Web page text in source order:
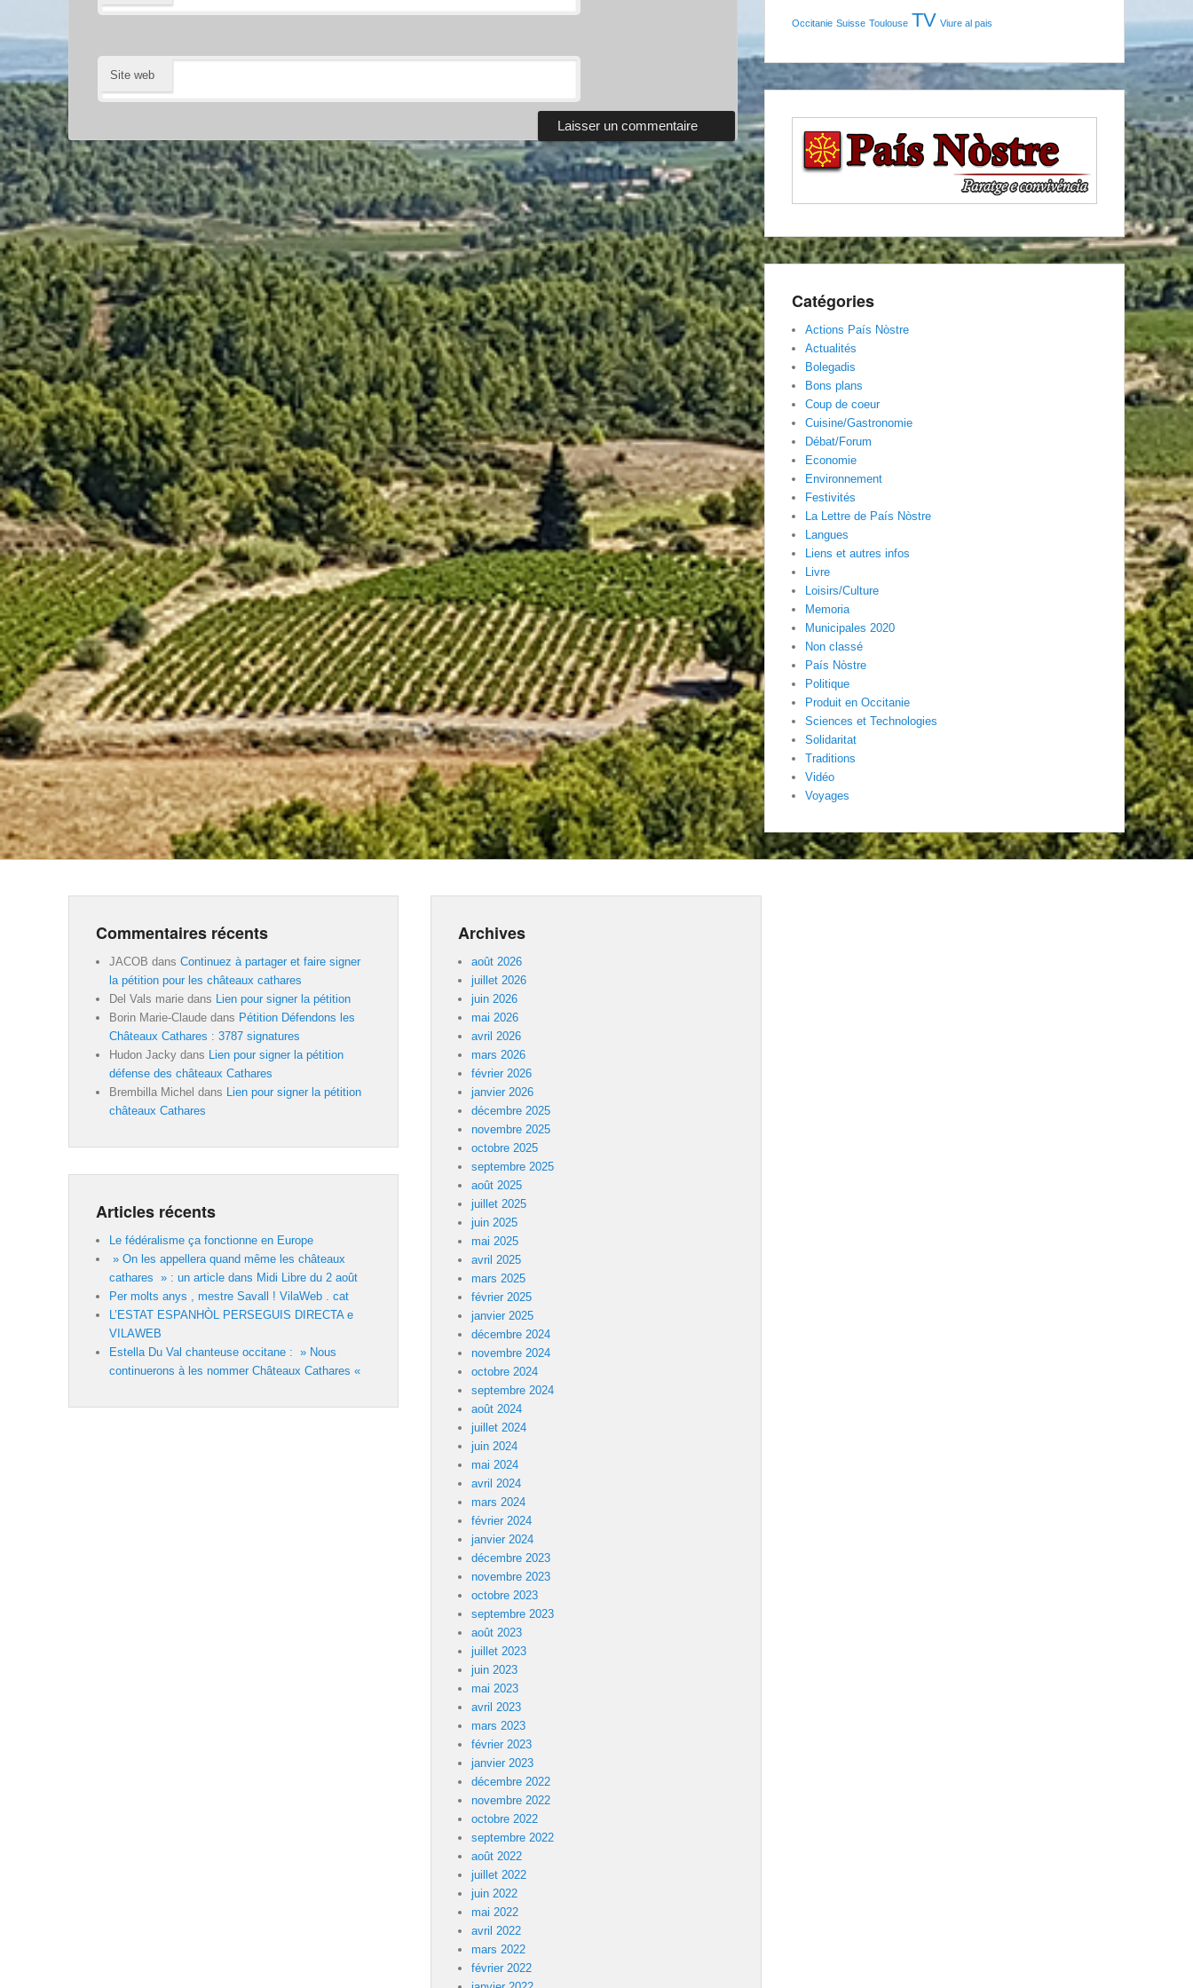
Site web
Occitanie Suisse Toulouse TV Viure al pais
Catégories
Actions País Nòstre
Actualités
Bolegadis
Bons plans
Coup de coeur
Cuisine/Gastronomie
Débat/Forum
Economie
Environnement
Festivités
La Lettre de País Nòstre
Langues
Liens et autres infos
Livre
Loisirs/Culture
Memoria
Municipales 2020
Non classé
País Nòstre
Politique
Produit en Occitanie
Sciences et Technologies
Solidaritat
Traditions
Vidéo
Voyages
Commentaires récents
JACOB dans Continuez à partager et faire signer
la pétition pour les châteaux cathares
Del Vals marie dans
Lien pour signer la pétition
Borin Marie-Claude dans Pétition Défendons les
Châteaux Cathares : 3787 signatures
Hudon Jacky dans
Lien pour signer la pétition
défense des châteaux Cathares
Brembilla Michel dans
Lien pour signer la pétition
châteaux Cathares
Articles récents
Le fédéralisme ça fonctionne en Europe
» On les appellera quand même les châteaux
cathares » : un article dans Midi Libre du 2 août
Per molts anys , mestre Savall ! VilaWeb . cat
L’ESTAT ESPANHÒL PERSEGUIS DIRECTA e
VILAWEB
Estella Du Val chanteuse occitane : » Nous
continuerons à les nommer Châteaux Cathares «
Archives
août 2026
juillet 2026
juin 2026
mai 2026
avril 2026
mars 2026
février 2026
janvier 2026
décembre 2025
novembre 2025
octobre 2025
septembre 2025
août 2025
juillet 2025
juin 2025
mai 2025
avril 2025
mars 2025
février 2025
janvier 2025
décembre 2024
novembre 2024
octobre 2024
septembre 2024
août 2024
juillet 2024
juin 2024
mai 2024
avril 2024
mars 2024
février 2024
janvier 2024
décembre 2023
novembre 2023
octobre 2023
septembre 2023
août 2023
juillet 2023
juin 2023
mai 2023
avril 2023
mars 2023
février 2023
janvier 2023
décembre 2022
novembre 2022
octobre 2022
septembre 2022
août 2022
juillet 2022
juin 2022
mai 2022
avril 2022
mars 2022
février 2022